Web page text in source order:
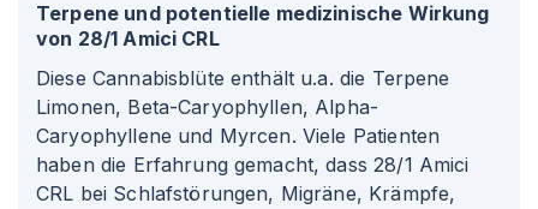
Terpene und potentielle medizinische Wirkung
von 28/1 Amici CRL
Diese Cannabisblüte enthält u.a. die Terpene
Limonen, Beta-Caryophyllen, Alpha-
Caryophyllene und Myrcen. Viele Patienten
haben die Erfahrung gemacht, dass 28/1 Amici
CRL bei Schlafstörungen, Migräne, Krämpfe,